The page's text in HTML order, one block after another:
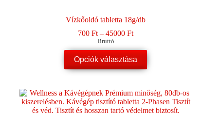
Vízkőoldó tabletta 18g/db
700Ft – 45000FtÁrtartomány:
-
45000 Ft
Bruttó
Opciók választása
Ennek
a
terméknek
variációja
van.
A